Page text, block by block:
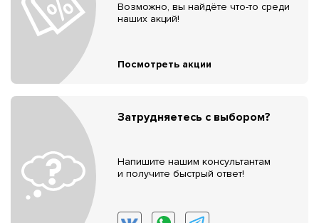
Возможно, вы найдёте что-то среди
наших акций!
Посмотреть акции
Затрудняетесь с выбором?
Напишите нашим консультантам
и получите быстрый ответ!